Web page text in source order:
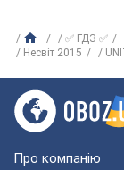
✅ ГДЗ ✅
Несвіт 2015
Про компанію